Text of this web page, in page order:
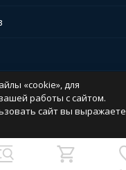
данных
«cookie», для
работы с сайтом.
сайт вы выражаете